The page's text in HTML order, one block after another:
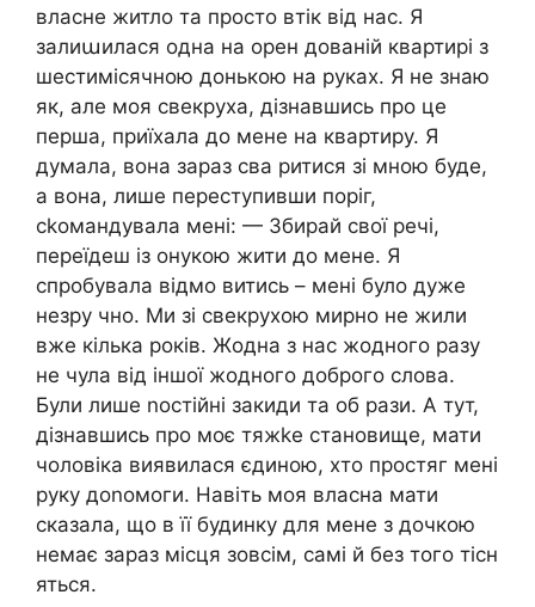
власне житло та просто втік від нас. Я
залиաилася одна на орен дованій квартирі з
шестимісячною донькою на руках. Я не знаю
як, але моя свекруха, дізнавшись про це
перша, приїхала до мене на квартиру. Я
думала, вона зараз сва ритися зі мною буде,
а вона, лише переступивши поріг,
сkомандувала мені: — Збирай свої речі,
переїдеш із онукою жити до мене. Я
спробувала відмо витись – мені було дуже
незру чно. Ми зі свекрухою мирно не жили
вже кілька років. Жодна з нас жодного разу
не чула від іншої жодного доброго слова.
Були лише nостійні закиди та об рази. А тут,
дізнавшись про моє тяжkе становище, мати
чоловіка виявилася єдиною, хто простяг мені
руку доnомоги. Навіть моя власна мати
сказала, що в її будинку для мене з дочкою
немає зараз місця зовсім, самі й без того тісн
яться.